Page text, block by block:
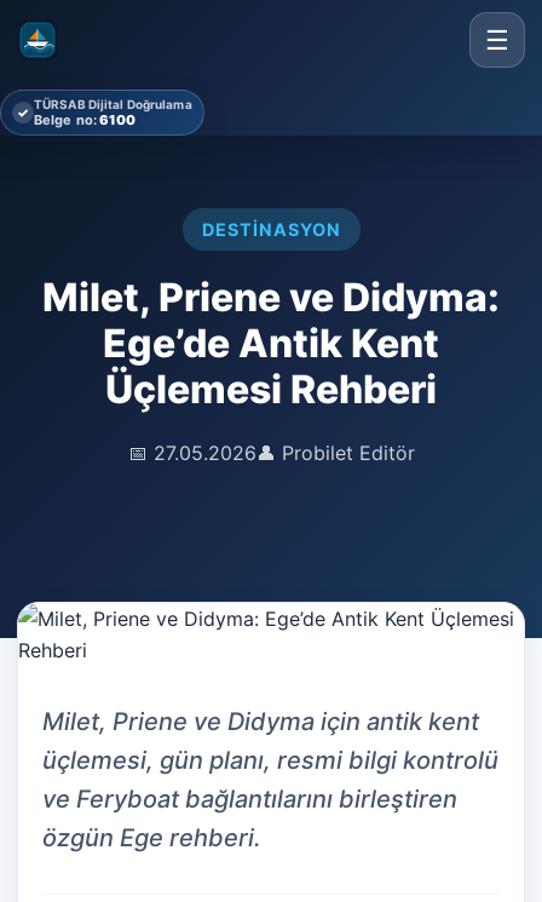
☰
✓ TÜRSAB Dijital Doğrulama
Belge no:6100
DESTINASYON
Milet, Priene ve Didyma:
Ege’de Antik Kent
Üçlemesi Rehberi
📅 27.05.2026👤 Probilet Editör
Milet, Priene ve Didyma için antik kent
üçlemesi, gün planı, resmi bilgi kontrolü
ve Feryboat bağlantılarını birleştiren
özgün Ege rehberi.